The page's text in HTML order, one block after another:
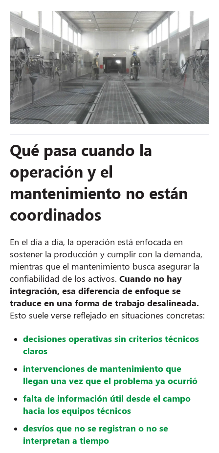
Qué pasa cuando la
operación y el
mantenimiento no están
coordinados
En el día a día, la operación está enfocada en
sostener la producción y cumplir con la demanda,
mientras que el mantenimiento busca asegurar la
confiabilidad de los activos. Cuando no hay
integración, esa diferencia de enfoque se
traduce en una forma de trabajo desalineada.
Esto suele verse reflejado en situaciones concretas:
decisiones operativas sin criterios técnicos
claros
intervenciones de mantenimiento que
llegan una vez que el problema ya ocurrió
falta de información útil desde el campo
hacia los equipos técnicos
desvíos que no se registran o no se
interpretan a tiempo